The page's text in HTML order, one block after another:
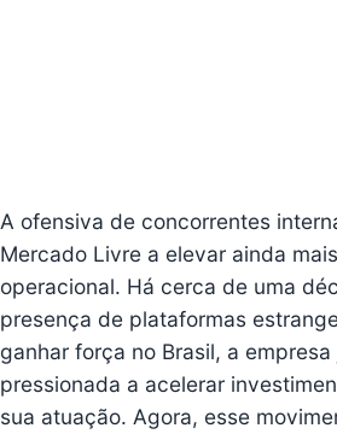
A ofensiva de concorrentes
Mercado Livre a elevar ainda
operacional. Há cerca de uma
presença de plataformas
ganhar força no Brasil, a
pressionada a acelerar
sua atuação. Agora, esse